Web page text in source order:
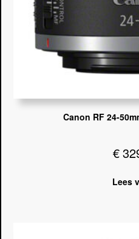
Canon RF 24-
€
Lees